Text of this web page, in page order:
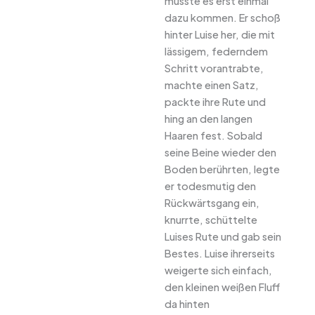
dazu kommen. Er schoß
hinter Luise her, die mit
lässigem, federndem
Schritt vorantrabte,
machte einen Satz,
packte ihre Rute und
hing an den langen
Haaren fest. Sobald
seine Beine wieder den
Boden berührten, legte
er todesmutig den
Rückwärtsgang ein,
knurrte, schüttelte
Luises Rute und gab sein
Bestes. Luise ihrerseits
weigerte sich einfach,
den kleinen weißen Fluff
da hinten